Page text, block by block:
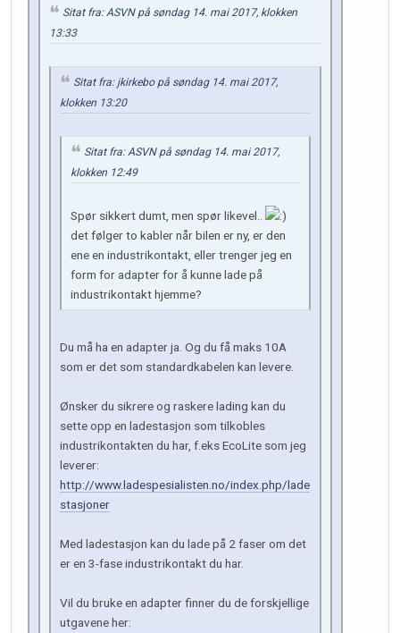
Sitat fra: ASVN på søndag 14. mai 2017, klokken
13:33
Sitat fra: jkirkebo på søndag 14. mai 2017,
klokken 13:20
Sitat fra: ASVN på søndag 14. mai 2017,
klokken 12:49
Spør sikkert dumt, men spør likevel..
det følger to kabler når bilen er ny, er den
ene en industrikontakt, eller trenger jeg en
form for adapter for å kunne lade på
industrikontakt hjemme?
Du må ha en adapter ja. Og du få maks 10A
som er det som standardkabelen kan levere.
Ønsker du sikrere og raskere lading kan du
sette opp en ladestasjon som tilkobles
industrikontakten du har, f.eks EcoLite som jeg
leverer:
http://www.ladespesialisten.no/index.php/lade
stasjoner
Med ladestasjon kan du lade på 2 faser om det
er en 3-fase industrikontakt du har.
Vil du bruke en adapter finner du de forskjellige
utgavene her: